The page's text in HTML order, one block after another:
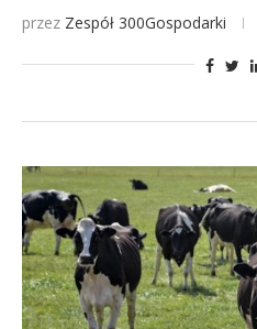
przez Zespół 300Gospodarki